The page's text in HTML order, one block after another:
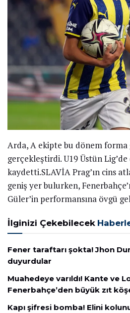
Arda, A ekipte bu dönem forma
gerçekleştirdi. U19 Üstün
kaydetti.SLAVİA Prag’ın cins
geniş yer bulurken,
Güler’in performansına övgü
İlginizi Çekebilecek
Fener taraftarı şokta! Jhon
duyurdular
Muahedeye varıldı! Kante ve
Fenerbahçe’den büyük zıt
Kapı şifresi bomba! Elini